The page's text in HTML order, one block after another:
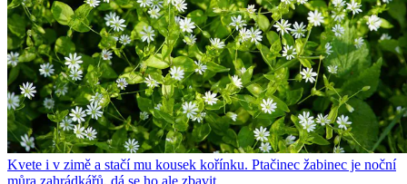
Kvete i v zimě a stačí mu kousek kořínku. Ptačinec žabinec je noční
můra zahrádkářů, dá se ho ale zbavit